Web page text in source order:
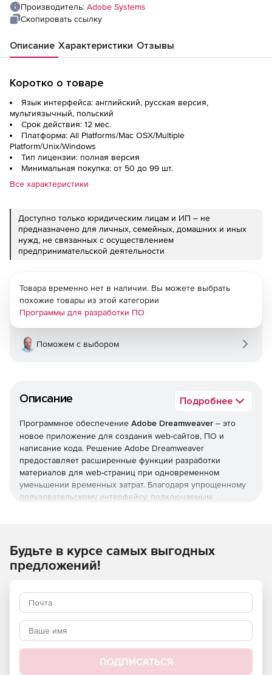
Производитель: Adobe Systems
Скопировать ссылку
Описание Характеристики Отзывы
Коротко о товаре
Язык интерфейса: английский, русская версия,
мультиязычный, польский
Срок действия: 12 мес.
Платформа: All Platforms/Mac OSX/Multiple
Platform/Unix/Windows
Тип лицензии: полная версия
Минимальная покупка: от 50 до 99 шт.
Все характеристики
Доступно только юридическим лицам и ИП – не
предназначено для личных, семейных, домашних и иных
нужд, не связанных с осуществлением
предпринимательской деятельности
Описание Подробнее
Программное обеспечение Adobe Dreamweaver – это
новое приложение для создания web-сайтов, ПО и
написание кода. Решение Adobe Dreamweaver
предоставляет расширенные функции разработки
материалов для web-страниц при одновременном
уменьшении временных затрат. Благодаря упрощенному
пользовательскому интерфейсу, подключаемым
пользователям непосредственно из этого приложения, а
предоставление доступа к новым функциям по мере их
оформления web-сайтов. В одном приложении
реализован полный набор функций для творческой
работы.
Adobe Dreamweaver CC входит в состав CC. Это означает,
инструментам и новым функциям с момента их
Товара временно нет в наличии. Вы можете выбрать
похожие товары из этой категории
Программы для разработки ПО
Поможем с выбором
Будьте в курсе самых выгодных
предложений!
ПОДПИСАТЬСЯ